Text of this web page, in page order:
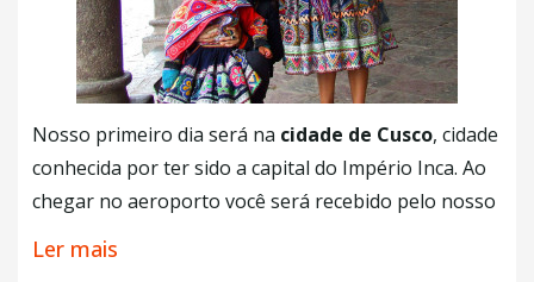
Nosso primeiro dia será na cidade de Cusco, cidade
conhecida por ter sido a capital do Império Inca. Ao
chegar no aeroporto você será recebido pelo nosso
motorista e um guia que o levará ao seu hotel e
Ler mais